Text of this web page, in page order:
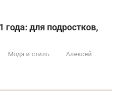
для подростков,
Мода и стиль
Алексей